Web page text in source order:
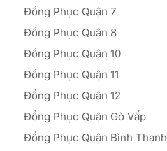
Đồng Phục Quận 7
Đồng Phục Quận 8
Đồng Phục Quận 10
Đồng Phục Quận 11
Đồng Phục Quận 12
Đồng Phục Quận Gò Vấp
Đồng Phục Quận Bình Thạnh